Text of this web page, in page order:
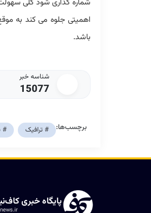
شماره گذاری شود کلی
اهمیتی جلوه می کند به
باشد.
شناسه خبر
15077
برچسب‌ها: # ترافیک #
پایگاه خبری